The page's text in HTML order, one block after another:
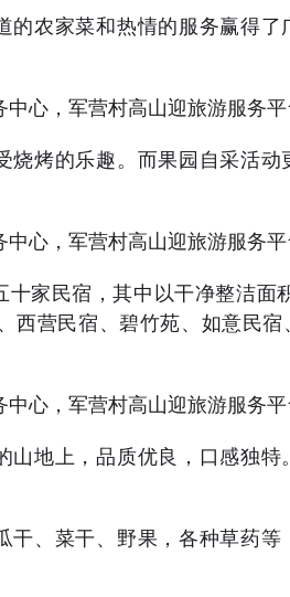
农家菜和热情的服务赢得
烤的乐趣。而果园自采活
家民宿，其中以干净整洁
营民宿、碧竹苑、如意民
地上，品质优良，口感独
、菜干、野果，各种草药